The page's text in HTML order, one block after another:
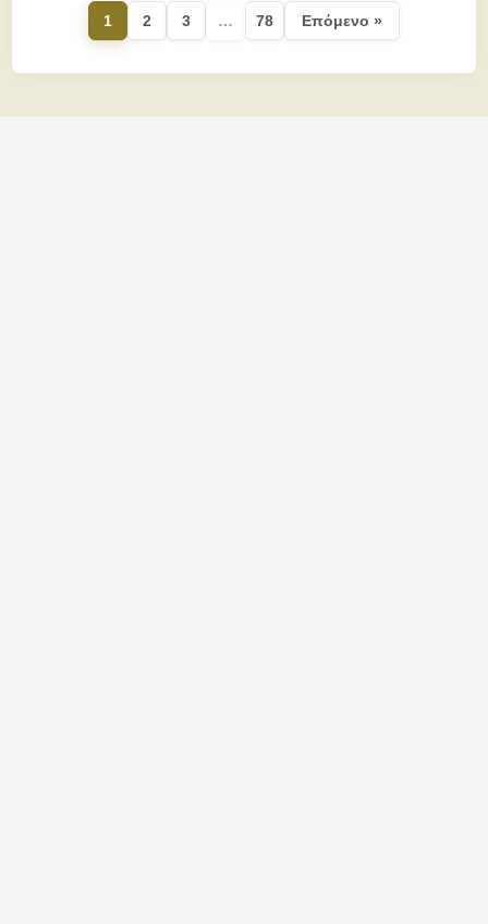
1 2 3 … 78 Επόμενο »